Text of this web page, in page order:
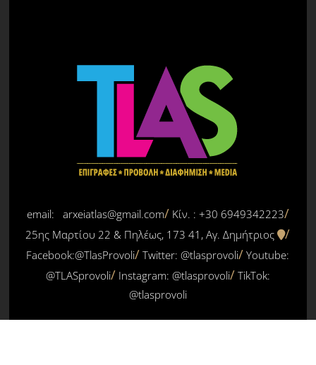
email: arxeiatlas@gmail.com
Κίν. : +30 6949342223
25ης Μαρτίου 22 & Πηλέως, 173 41, Αγ. Δημήτριος
Facebook:@TlasProvoli Twitter:@tlasprovoli Youtube:
@TLASprovoli
Instagram: @tlasprovoli TikTok:
@tlasprovoli